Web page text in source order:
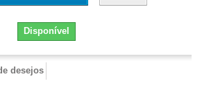
Disponível
desejos